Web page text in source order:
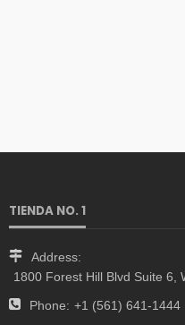
TIENDA NO. 1
Address:
1800 Forest Hill Blvd Suite 6,
Phone: +1 (561) 641-1444